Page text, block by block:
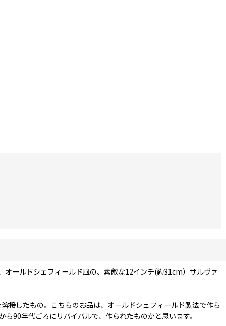
ールドシェフィールド風の、素敵な12インチ(約31cm）サルヴァ
接したもの。こちらのお品は、オールドシェフィールド製法で作ら
90年代ごろにリバイバルで、作られたものかと思います。